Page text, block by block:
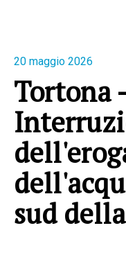
20 maggio 2026
Tortona
sud